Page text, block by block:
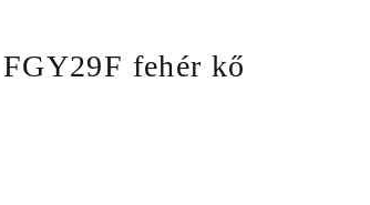
fehér kő